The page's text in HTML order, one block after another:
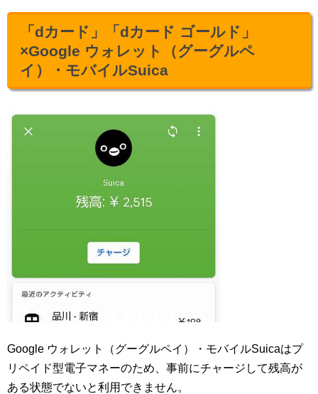
「dカード」「dカード ゴールド」
×Google ウォレット（グーグルペ
イ）・モバイルSuica
Google ウォレット（グーグルペイ）・モバイルSuicaはプ
リペイド型電子マネーのため、事前にチャージして残高が
ある状態でないと利用できません。